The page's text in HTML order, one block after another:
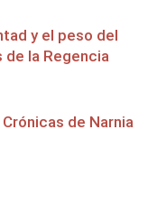
y el peso del
la Regencia
de Narnia